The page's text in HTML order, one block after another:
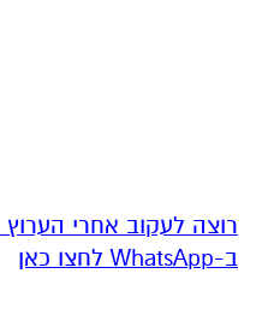
רוצה לעקוב אחרי
ב-WhatsApp לחצו כאן